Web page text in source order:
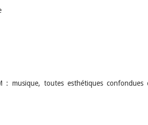
: musique, toutes esthétiques